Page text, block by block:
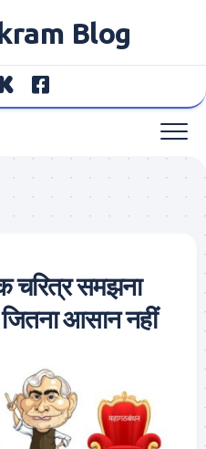
Blog
चरित्र समझना
जितना आसान नहीं